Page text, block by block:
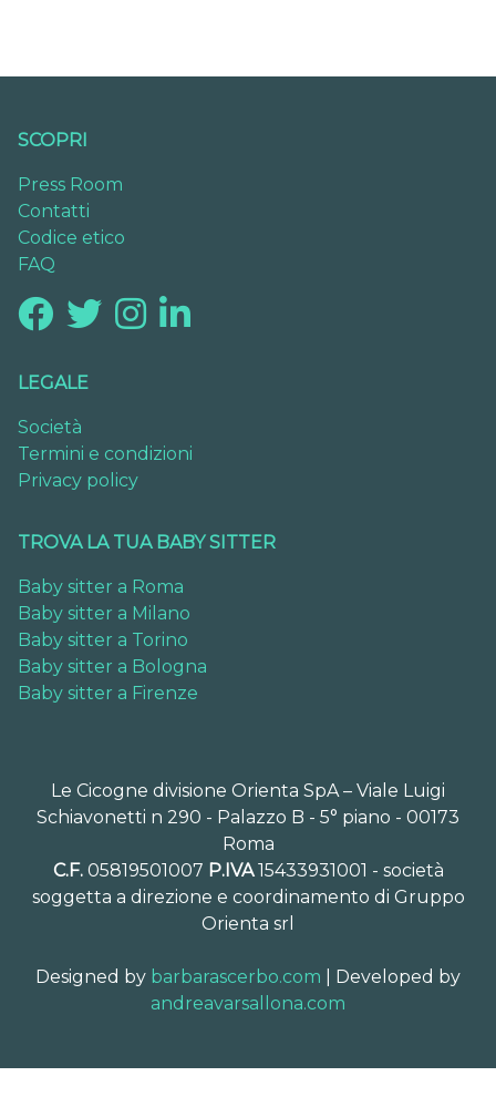
SCOPRI
Press Room
Contatti
Codice etico
FAQ
LEGALE
Società
Termini e condizioni
Privacy policy
TROVA LA TUA BABY SITTER
Baby sitter a Roma
Baby sitter a Milano
Baby sitter a Torino
Baby sitter a Bologna
Baby sitter a Firenze
Le Cicogne divisione Orienta SpA – Viale Luigi
Schiavonetti n 290 - Palazzo B - 5° piano - 00173
Roma
C.F.05819501007 P.IVA15433931001 - società
soggetta a direzione e coordinamento di Gruppo
Orienta srl
Designed by barbarascerbo.com | Developed by
andreavarsallona.com